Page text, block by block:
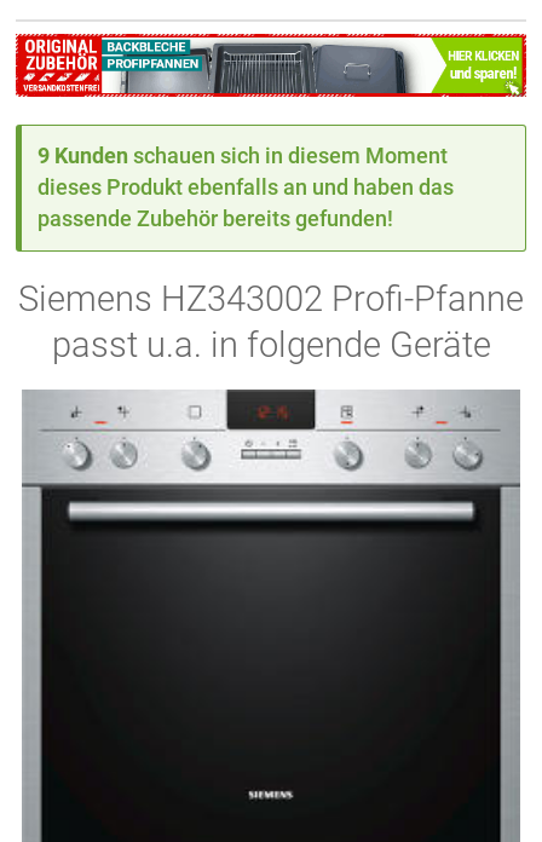
9 Kunden schauen sich in diesem Moment
dieses Produkt ebenfalls an und haben das
passende Zubehör bereits gefunden!
Siemens HZ343002 Profi-Pfanne
passt u.a. in folgende Geräte